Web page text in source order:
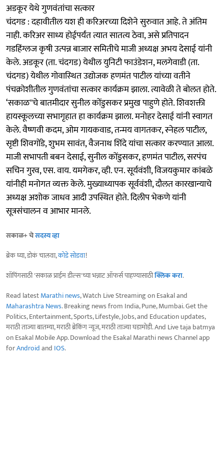
अडकूर येथे गुणवंतांचा सत्कार
चंदगड : दहावीतील यश ही करिअरच्या दिशेने सुरुवात आहे. ते अंतिम
नाही. करिअर साध्य होईपर्यंत त्यात सातत्य ठेवा, असे प्रतिपादन
गडहिंग्लज कृषी उत्पन्न बाजार समितीचे माजी अध्यक्ष अभय देसाई यांनी
केले. अडकूर (ता. चंदगड) येथील युनिटी फाउंडेशन, मलगेवाडी (ता.
चंदगड) येथील गोवास्‍थित उद्योजक हणमंत पाटील यांच्या वतीने
पंचक्रोशीतील गुणवंतांचा सत्कार कार्यक्रम झाला. त्यावेळी ते बोलत होते.
‘सकाळ''चे बातमीदार सुनील कोंडुसकर प्रमुख पाहुणे होते. शिवशक्ती
हायस्कूलच्या सभागृहात हा कार्यक्रम झाला. मनोहर देसाई यांनी स्वागत
केले. वैष्णवी कदम, ओम गायकवाड, तन्मय वागतकर, स्नेहल पाटील,
सृष्टी शिवगोंडे, शुभम सावंत, वैजनाथ शिंदे यांचा सत्कार करण्यात आला.
माजी सभापती बबन देसाई, सुनील कोंडुसकर, हणमंत पाटील, सरपंच
सचिन गुरव, एस. वाय. यमगेकर, व्ही. एन. सूर्यवंशी, विजयकुमार कांबळे
यांनीही मनोगत व्यक्त केले. मुख्याध्यापक सूर्ववंशी, दौलत कारखान्याचे
अध्यक्ष अशोक जाधव आदी उपस्थित होते. दिलीप भेकणे यांनी
सूत्रसंचालन व आभार मानले.
सकाळ+ चेसदस्य व्हा
ब्रेक घ्या, डोकं चालवा,कोडे सोडवा!
शॉपिंगसाठी 'सकाळ प्राईम डील्स'च्या भन्नाट ऑफर्स पाहण्यासाठीक्लिक करा.
Read latestMarathi news, Watch Live Streaming on Esakal and
Maharashtra News. Breaking news from India, Pune, Mumbai. Get the
Politics, Entertainment, Sports, Lifestyle, Jobs, and Education updates,
मराठी ताज्या बातम्या, मराठी ब्रेकिंग न्यूज, मराठी ताज्या घडामोडी. And Live taja batmya
on Esakal Mobile App. Download the Esakal Marathi news Channel app
forAndroidand IOS.